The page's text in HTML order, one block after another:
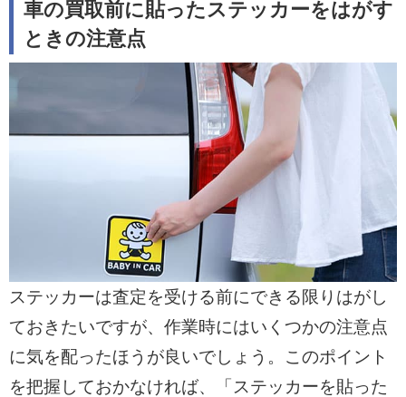
車の買取前に貼ったステッカーをはがす
ときの注意点
ステッカーは査定を受ける前にできる限りはがし
ておきたいですが、作業時にはいくつかの注意点
に気を配ったほうが良いでしょう。このポイント
を把握しておかなければ、「ステッカーを貼った